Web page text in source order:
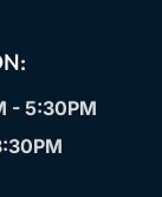
- 5:30PM